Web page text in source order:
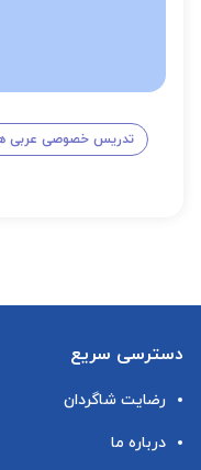
تدریس خصوصی عربی
دسترسی سریع
رضایت شاگردان
درباره ما